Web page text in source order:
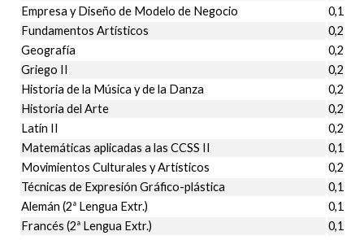
Empresa y Diseño de Modelo de Negocio
0,1
Fundamentos Artísticos
0,2
Geografía
0,2
Griego II
0,2
Historia de la Música y de la Danza
0,2
Historia del Arte
0,2
Latín II
0,2
Matemáticas aplicadas a las CCSS II
0,1
Movimientos Culturales y Artísticos
0,2
Técnicas de Expresión Gráfico-plástica
0,1
Alemán (2ª Lengua Extr.)
0,1
Francés (2ª Lengua Extr.)
0,1